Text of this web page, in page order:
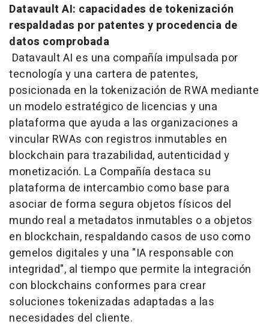
Datavault AI: capacidades de tokenización
respaldadas por patentes y procedencia de
datos comprobada
Datavault AI es una compañía impulsada por
tecnología y una cartera de patentes,
posicionada en la tokenización de RWA mediante
un modelo estratégico de licencias y una
plataforma que ayuda a las organizaciones a
vincular RWAs con registros inmutables en
blockchain para trazabilidad, autenticidad y
monetización. La Compañía destaca su
plataforma de intercambio como base para
asociar de forma segura objetos físicos del
mundo real a metadatos inmutables o a objetos
en blockchain, respaldando casos de uso como
gemelos digitales y una "IA responsable con
integridad", al tiempo que permite la integración
con blockchains conformes para crear
soluciones tokenizadas adaptadas a las
necesidades del cliente.